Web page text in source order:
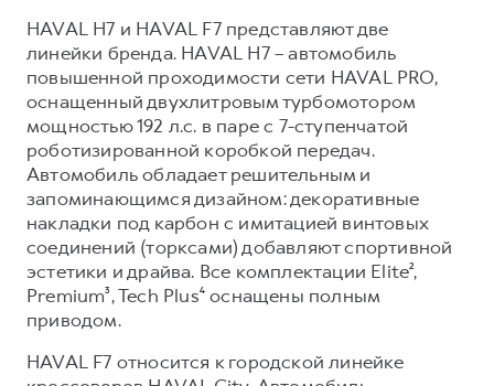
HAVAL H7 и HAVAL F7 представляют две
линейки бренда. HAVAL H7 – автомобиль
повышенной проходимости сети HAVAL PRO,
оснащенный двухлитровым турбомотором
мощностью 192 л.с. в паре с 7-ступенчатой
роботизированной коробкой передач.
Автомобиль обладает решительным и
запоминающимся дизайном: декоративные
накладки под карбон с имитацией винтовых
соединений (торксами) добавляют спортивной
эстетики и драйва. Все комплектации Elite²,
Premium³, Tech Plus⁴ оснащены полным
приводом.
HAVAL F7 относится к городской линейке